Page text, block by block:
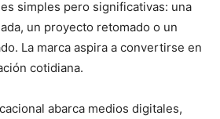
simples pero significativas: una
un proyecto retomado o un
La marca aspira a convertirse en
cotidiana.
abarca medios digitales,